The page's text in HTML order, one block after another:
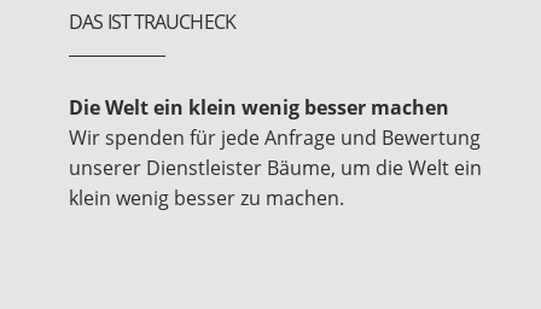
DAS IST TRAUCHECK
Die Welt ein klein wenig besser machen
Wir spenden für jede Anfrage und Bewertung
unserer Dienstleister Bäume, um die Welt ein
klein wenig besser zu machen.